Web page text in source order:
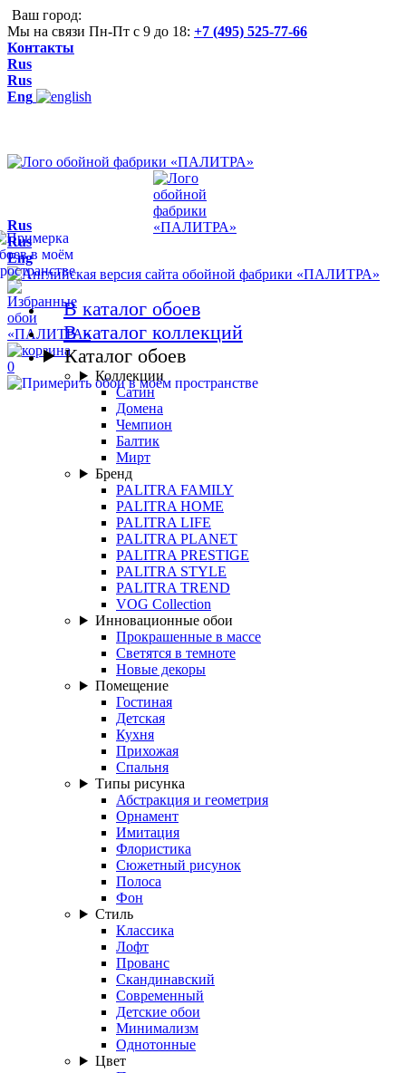
Ваш город:
Мы на связи Пн-Пт с 9 до 18: +7 (495) 525-77-66
Контакты
Rus
Rus
Eng
0
Rus
Rus
Eng
В каталог обоев
В каталог коллекций
Каталог обоев
Коллекции
Сатин
Домена
Чемпион
Балтик
Мирт
Бренд
PALITRA FAMILY
PALITRA HOME
PALITRA LIFE
PALITRA PLANET
PALITRA PRESTIGE
PALITRA STYLE
PALITRA TREND
VOG Collection
Инновационные обои
Прокрашенные в массе
Светятся в темноте
Новые декоры
Помещение
Гостиная
Детская
Кухня
Прихожая
Спальня
Типы рисунка
Абстракция и геометрия
Орнамент
Имитация
Флористика
Сюжетный рисунок
Полоса
Фон
Стиль
Классика
Лофт
Прованс
Скандинавский
Современный
Детские обои
Минимализм
Однотонные
Цвет